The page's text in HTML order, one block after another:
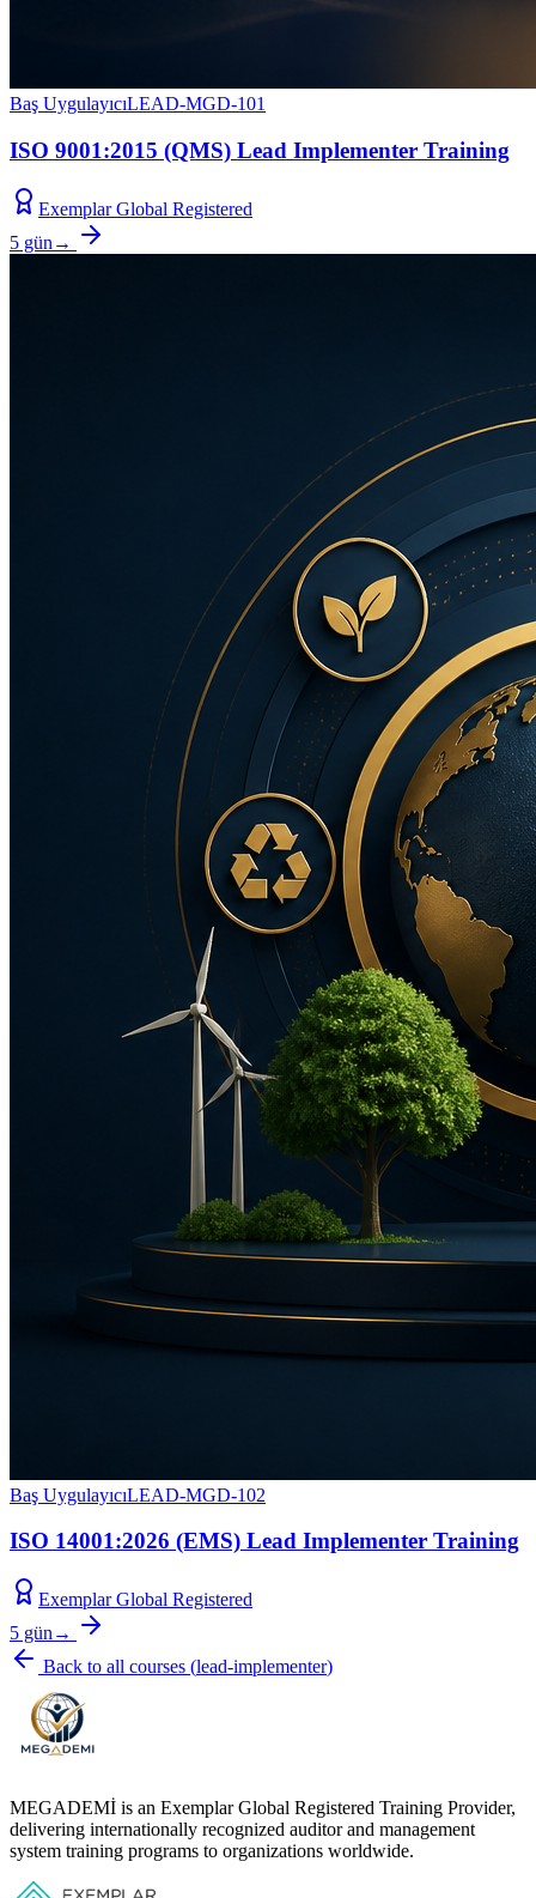
Baş UygulayıcıLEAD-MGD-101
ISO 9001:2015 (QMS) Lead Implementer Training
Exemplar Global Registered
5 gün →
Baş UygulayıcıLEAD-MGD-102
ISO 14001:2026 (EMS) Lead Implementer Training
Exemplar Global Registered
5 gün →
Back to all courses (lead-implementer)
MEGADEMİ is an Exemplar Global Registered Training Provider,
delivering internationally recognized auditor and management
system training programs to organizations worldwide.